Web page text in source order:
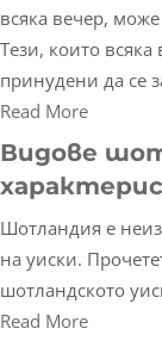
всяка вечер,
Тези, които всяка
принудени да се
Read More
Видове
Шотландия е
на уиски.
шотландското
Read More